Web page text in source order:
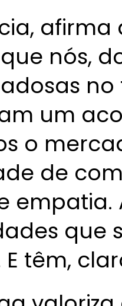
nós,
um
o
de
empatia.
que
têm,